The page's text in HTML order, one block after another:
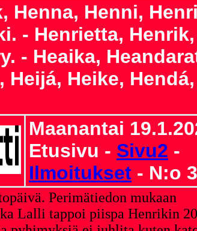
Henna, Henni,
- Henrietta, Henrik,
- Heaika,
Heijá, Heike, Hendá,
Maanantai
Etusivu - Sivu2 -
Ilmoitukset - N:o
Perimätiedon mukaan
Lalli tappoi piispa Henrikin